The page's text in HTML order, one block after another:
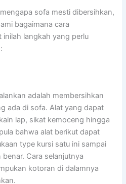
sofa mesti dibersihkan,
bagaimana cara
inilah langkah yang perlu
adalah membersihkan
ada di sofa. Alat yang dapat
lap, sikat kemoceng hingga
bahwa alat berikut dapat
type kursi satu ini sampai
Cara selanjutnya
kotoran di dalamnya